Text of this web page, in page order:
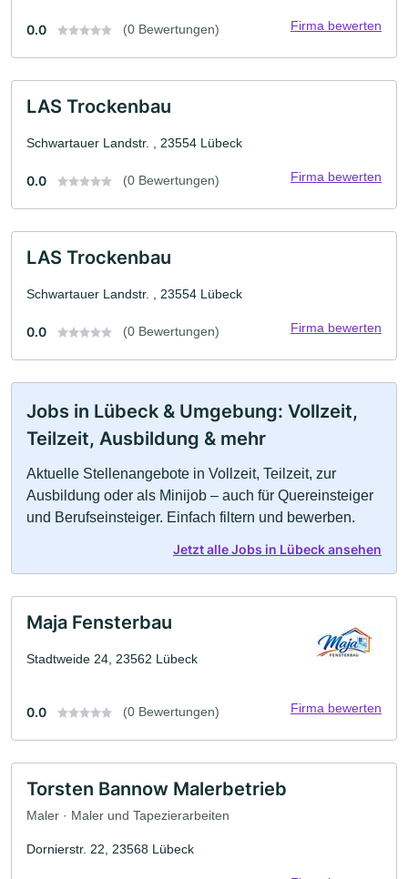
0.0 (0 Bewertungen) Firma bewerten
LAS Trockenbau
Schwartauer Landstr. , 23554 Lübeck
0.0 (0 Bewertungen) Firma bewerten
LAS Trockenbau
Schwartauer Landstr. , 23554 Lübeck
0.0 (0 Bewertungen) Firma bewerten
Jobs in Lübeck & Umgebung: Vollzeit,
Teilzeit, Ausbildung & mehr
Aktuelle Stellenangebote in Vollzeit, Teilzeit, zur
Ausbildung oder als Minijob – auch für Quereinsteiger
und Berufseinsteiger. Einfach filtern und bewerben.
Jetzt alle Jobs in Lübeck ansehen
Maja Fensterbau
Stadtweide 24, 23562 Lübeck
0.0 (0 Bewertungen) Firma bewerten
Torsten Bannow Malerbetrieb
Maler · Maler und Tapezierarbeiten
Dornierstr. 22, 23568 Lübeck